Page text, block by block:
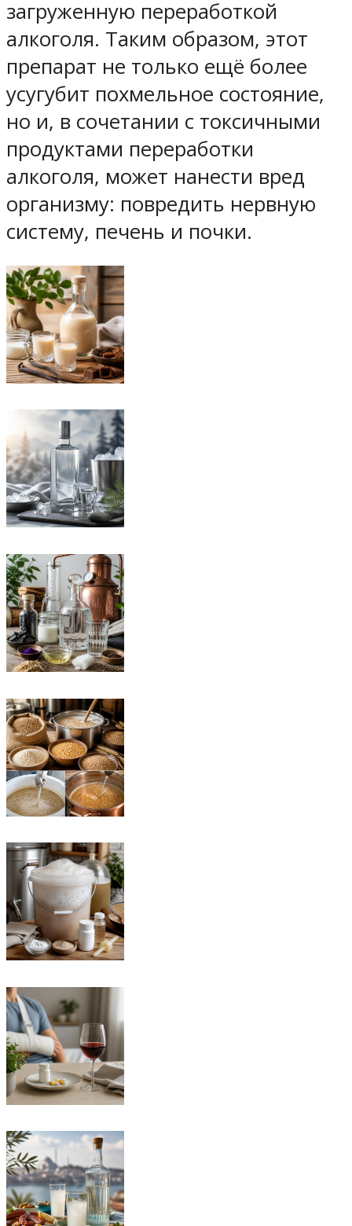
загруженную переработкой
алкоголя. Таким образом, этот
препарат не только ещё более
усугубит похмельное состояние,
но и, в сочетании с токсичными
продуктами переработки
алкоголя, может нанести вред
организму: повредить нервную
систему, печень и почки.